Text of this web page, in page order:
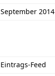
September 2014
Eintrags-Feed